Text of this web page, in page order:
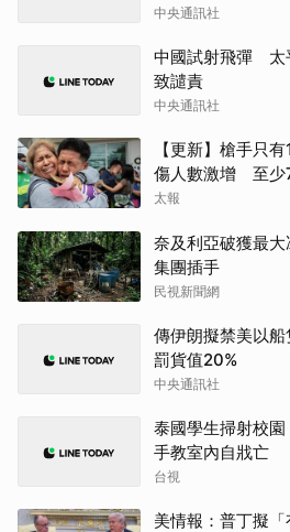
中央通訊社
中國試射飛彈 太
致譴責
中央通訊社
【更新】槍手只
傷人數激增 至少
太報
奈及利亞破獲最
集團插手
民視新聞網
傳伊朗擬禁美以
罰貨值20%
中央通訊社
泰國學生掃射校
手教室內自戕亡
台視
美情報：普丁擬